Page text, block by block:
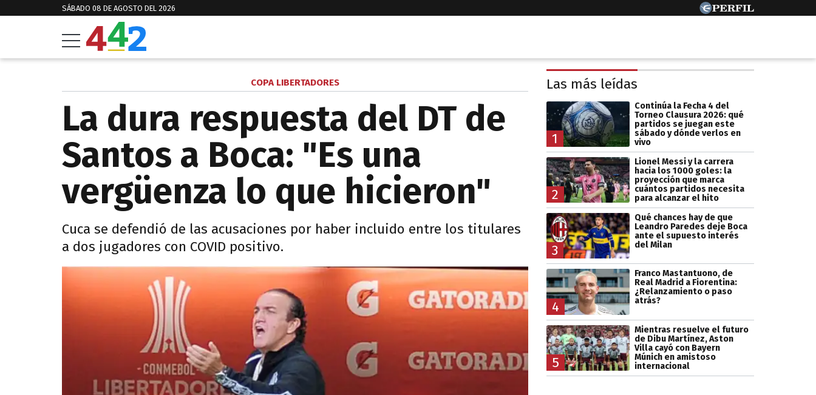
SÁBADO 08 DE AGOSTO DEL 2026
COPA LIBERTADORES
La dura respuesta del DT de
Santos a Boca: "Es una
vergüenza lo que hicieron"
Cuca se defendió de las acusaciones por haber incluido entre los titulares
a dos jugadores con COVID positivo.
Las más leídas
1
Continúa la Fecha 4 del
Torneo Clausura 2026: qué
partidos se juegan este
sábado y dónde verlos en
vivo
2
Lionel Messi y la carrera
hacia los 1000 goles: la
proyección que marca
cuántos partidos necesita
para alcanzar el hito
3
Qué chances hay de que
Leandro Paredes deje Boca
ante el supuesto interés
del Milan
4
Franco Mastantuono, de
Real Madrid a Fiorentina:
¿Relanzamiento o paso
atrás?
5
Mientras resuelve el futuro
de Dibu Martínez, Aston
Villa cayó con Bayern
Múnich en amistoso
internacional